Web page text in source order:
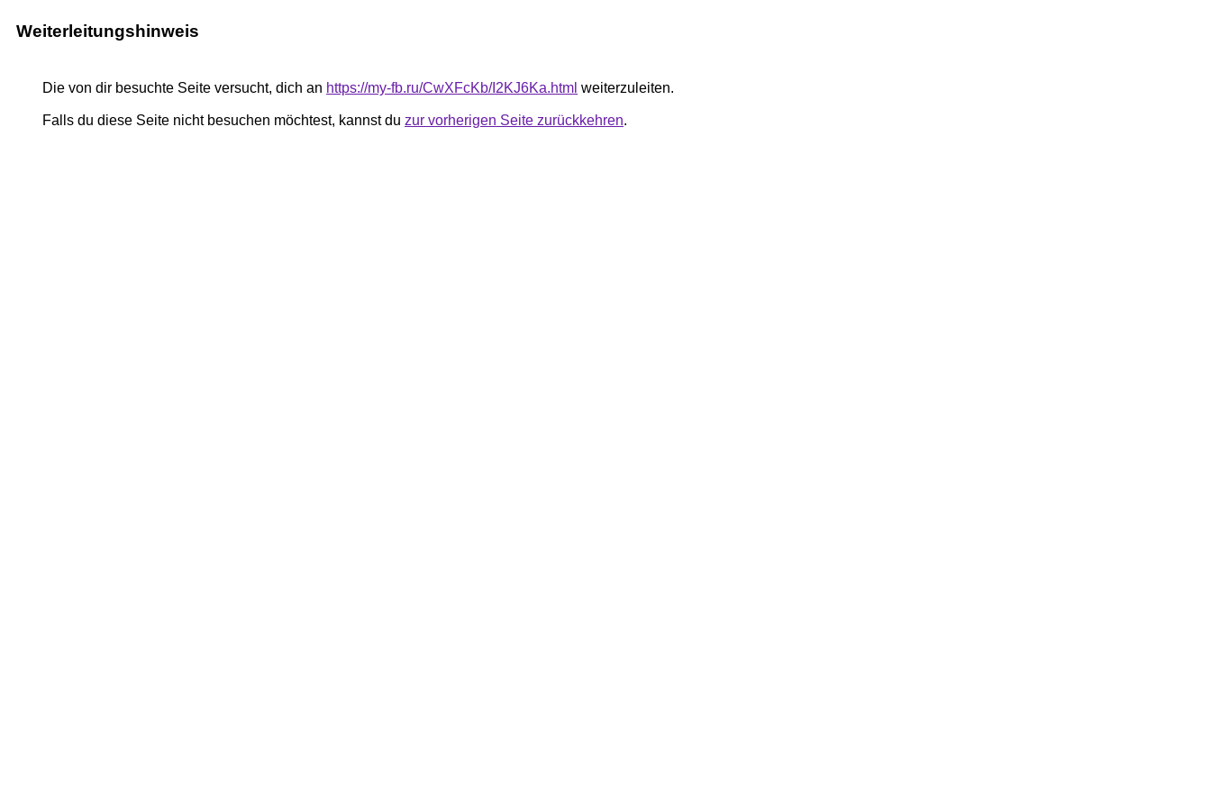
Weiterleitungshinweis
Die von dir besuchte Seite versucht, dich an https://my-fb.ru/CwXFcKb/I2KJ6Ka.html weiterzuleiten.
Falls du diese Seite nicht besuchen möchtest, kannst du zur vorherigen Seite zurückkehren.